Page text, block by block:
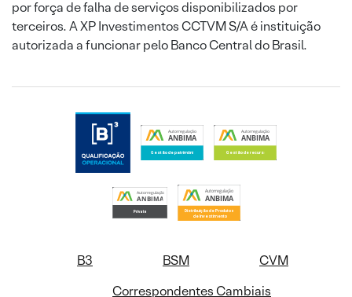
por força de falha de serviços disponibilizados por
terceiros. A XP Investimentos CCTVM S/A é instituição
autorizada a funcionar pelo Banco Central do Brasil.
B3 BSM
CVM
Correspondentes Cambiais